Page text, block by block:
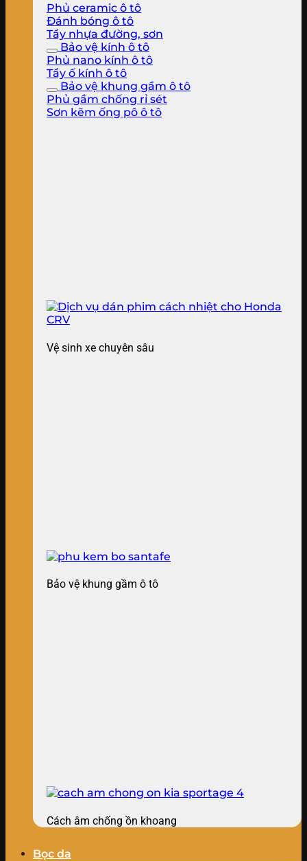
Phủ ceramic ô tô
Đánh bóng ô tô
Tẩy nhựa đường, sơn
Bảo vệ kính ô tô
Phủ nano kính ô tô
Tẩy ố kính ô tô
Bảo vệ khung gầm ô tô
Phủ gầm chống rỉ sét
Sơn kẽm ống pô ô tô
Vệ sinh xe chuyên sâu
Bảo vệ khung gầm ô tô
Cách âm chống ồn khoang
Bọc da